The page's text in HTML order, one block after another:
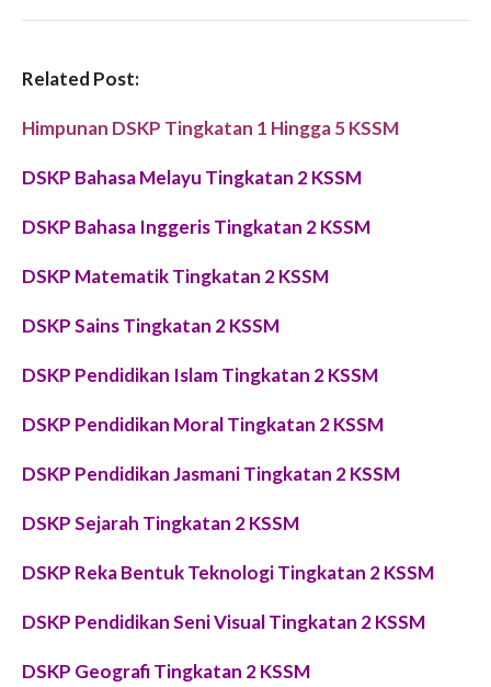
Related Post:
Himpunan DSKP Tingkatan 1 Hingga 5 KSSM
DSKP Bahasa Melayu Tingkatan 2 KSSM
DSKP Bahasa Inggeris Tingkatan 2 KSSM
DSKP Matematik Tingkatan 2 KSSM
DSKP Sains Tingkatan 2 KSSM
DSKP Pendidikan Islam Tingkatan 2 KSSM
DSKP Pendidikan Moral Tingkatan 2 KSSM
DSKP Pendidikan Jasmani Tingkatan 2 KSSM
DSKP Sejarah Tingkatan 2 KSSM
DSKP Reka Bentuk Teknologi Tingkatan 2 KSSM
DSKP Pendidikan Seni Visual Tingkatan 2 KSSM
DSKP Geografi Tingkatan 2 KSSM